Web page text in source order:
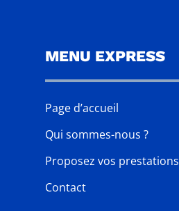
MENU EXPRESS
Page d’accueil
Qui sommes-nous ?
Proposez vos prestations
Contact